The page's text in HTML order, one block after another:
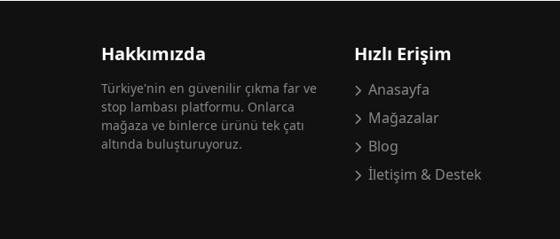
Hakkımızda
Türkiye'nin en güvenilir çıkma far ve
stop lambası platformu. Onlarca
mağaza ve binlerce ürünü tek çatı
altında buluşturuyoruz.
Hızlı Erişim
Anasayfa
Mağazalar
Blog
İletişim & Destek